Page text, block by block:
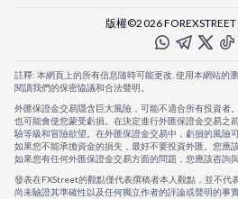
版權©2026
註釋: 本網頁上的所有信息隨時可能更改. 使用本網站的
閱讀我們的保密協議和合法聲明。
外匯保證金交易隱含巨大風險，可能不適合所有投資者
也可能會使您蒙受虧損。在決定進行外匯保證金交易之
驗等級和冒險欲望。在外匯保證金交易中，虧損的風險
如果您不能承擔資金的損失，最好不要投資外匯。您應
如果您有任何外匯保證金交易方面的問題，您應該咨詢
發表在FXStreet的觀點僅代表撰稿者本人觀點，並不代
尚未驗證其準確性以及任何獨立作者的評論或聲明的事